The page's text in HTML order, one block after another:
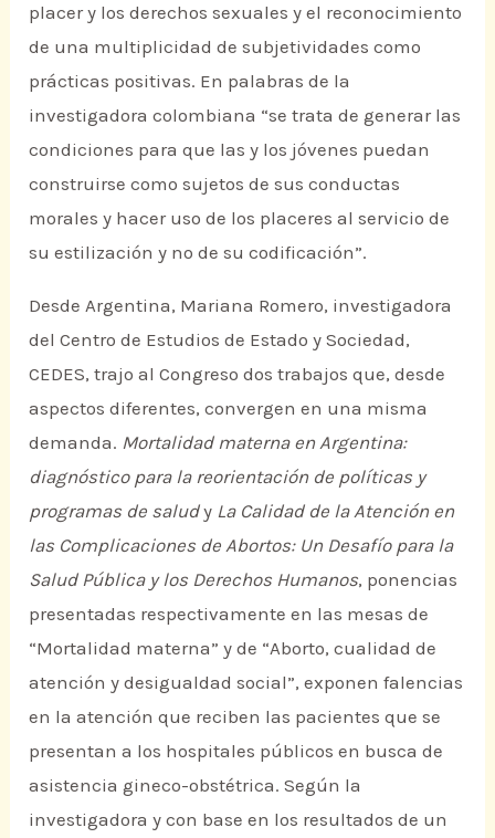
placer y los derechos sexuales y el reconocimiento
de una multiplicidad de subjetividades como
prácticas positivas. En palabras de la
investigadora colombiana “se trata de generar las
condiciones para que las y los jóvenes puedan
construirse como sujetos de sus conductas
morales y hacer uso de los placeres al servicio de
su estilización y no de su codificación”.
Desde Argentina, Mariana Romero, investigadora
del Centro de Estudios de Estado y Sociedad,
CEDES, trajo al Congreso dos trabajos que, desde
aspectos diferentes, convergen en una misma
demanda. Mortalidad materna en Argentina:
diagnóstico para la reorientación de políticas y
programas de saludy La Calidad de la Atención en
las Complicaciones de Abortos: Un Desafío para la
Salud Pública y los Derechos Humanos, ponencias
presentadas respectivamente en las mesas de
“Mortalidad materna” y de “Aborto, cualidad de
atención y desigualdad social”, exponen falencias
en la atención que reciben las pacientes que se
presentan a los hospitales públicos en busca de
asistencia gineco-obstétrica. Según la
investigadora y con base en los resultados de un